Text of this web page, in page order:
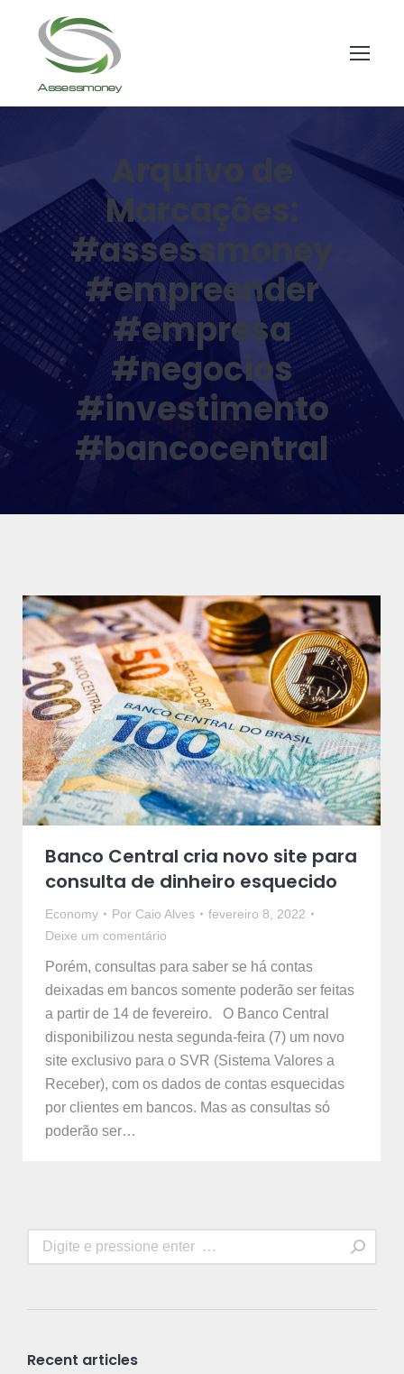
Arquivo de
Marcações:
#assessmoney
#empreender
#empresa
#negocios
#investimento
#bancocentral
Banco Central cria novo site para
consulta de dinheiro esquecido
Economy Por Caio Alves
fevereiro 8, 2022
Deixe um comentário
Porém, consultas para saber se há contas
deixadas em bancos somente poderão ser feitas
a partir de 14 de fevereiro. O Banco Central
disponibilizou nesta segunda-feira (7) um novo
site exclusivo para o SVR (Sistema Valores a
Receber), com os dados de contas esquecidas
por clientes em bancos. Mas as consultas só
poderão ser…
Search:
Recent articles